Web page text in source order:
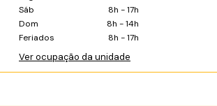
Sáb
8h - 17h
Dom
8h - 14h
Feriados
8h - 17h
Ver ocupação da unidade